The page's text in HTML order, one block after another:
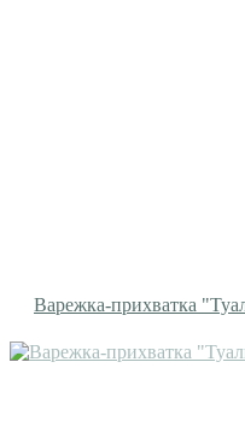
Варежка-прихватка